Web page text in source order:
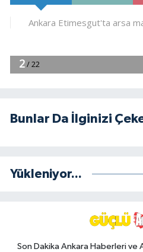
Bunlar Da İlginizi
Yükleniyor...
Son Dakika Ankara Haberleri